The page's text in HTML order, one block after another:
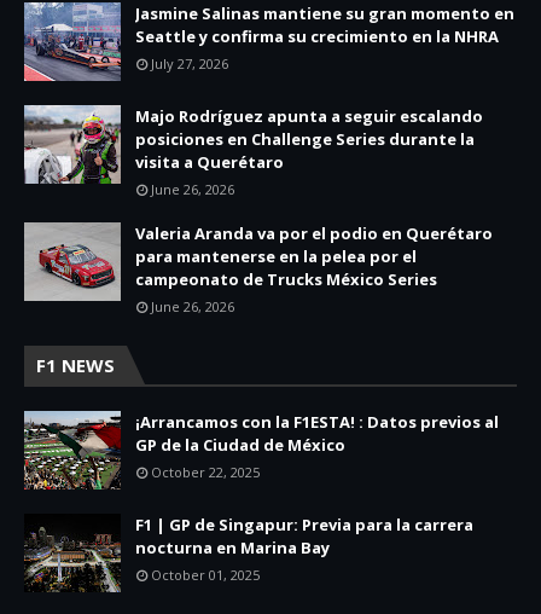
Jasmine Salinas mantiene su gran momento en
Seattle y confirma su crecimiento en la NHRA
July 27, 2026
Majo Rodríguez apunta a seguir escalando
posiciones en Challenge Series durante la
visita a Querétaro
June 26, 2026
Valeria Aranda va por el podio en Querétaro
para mantenerse en la pelea por el
campeonato de Trucks México Series
June 26, 2026
F1 NEWS
¡Arrancamos con la F1ESTA! : Datos previos al
GP de la Ciudad de México
October 22, 2025
F1 | GP de Singapur: Previa para la carrera
nocturna en Marina Bay
October 01, 2025